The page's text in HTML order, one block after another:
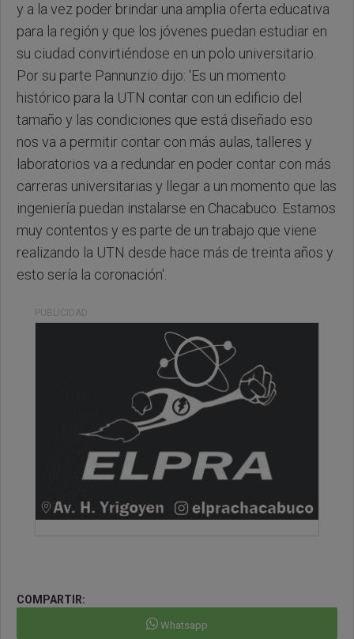
y a la vez poder brindar una amplia oferta educativa
para la región y que los jóvenes puedan estudiar en
su ciudad convirtiéndose en un polo universitario.
Por su parte Pannunzio dijo: 'Es un momento
histórico para la UTN contar con un edificio del
tamaño y las condiciones que está diseñado eso
nos va a permitir contar con más aulas, talleres y
laboratorios va a redundar en poder contar con más
carreras universitarias y llegar a un momento que las
ingeniería puedan instalarse en Chacabuco. Estamos
muy contentos y es parte de un trabajo que viene
realizando la UTN desde hace más de treinta años y
esto sería la coronación'.
PUBLICIDAD
COMPARTIR:
Whatsapp